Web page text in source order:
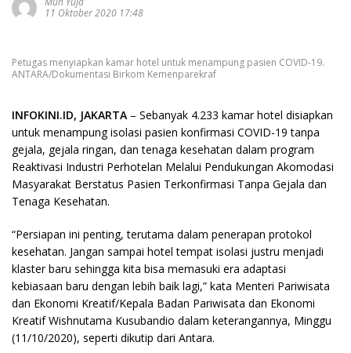
11 Oktober 2020 17:48
Petugas menyiapkan kamar hotel untuk menampung pasien COVID-19.
ANTARA/Dokumentasi Birkom Kemenparekraf
INFOKINI.ID, JAKARTA – Sebanyak 4.233 kamar hotel disiapkan
untuk menampung isolasi pasien konfirmasi COVID-19 tanpa
gejala, gejala ringan, dan tenaga kesehatan dalam program
Reaktivasi Industri Perhotelan Melalui Pendukungan Akomodasi
Masyarakat Berstatus Pasien Terkonfirmasi Tanpa Gejala dan
Tenaga Kesehatan.
“Persiapan ini penting, terutama dalam penerapan protokol
kesehatan. Jangan sampai hotel tempat isolasi justru menjadi
klaster baru sehingga kita bisa memasuki era adaptasi
kebiasaan baru dengan lebih baik lagi,” kata Menteri Pariwisata
dan Ekonomi Kreatif/Kepala Badan Pariwisata dan Ekonomi
Kreatif Wishnutama Kusubandio dalam keterangannya, Minggu
(11/10/2020), seperti dikutip dari Antara.